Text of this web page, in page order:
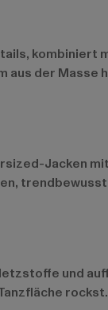
kombiniert
der Masse
Jacken
und